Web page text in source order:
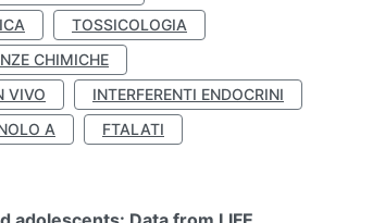
TOSSICOLOGIA
CHIMICHE
VIVO
INTERFERENTI ENDOCRINI
A
FTALATI